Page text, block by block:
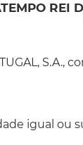
REI
S.A.,
igual ou